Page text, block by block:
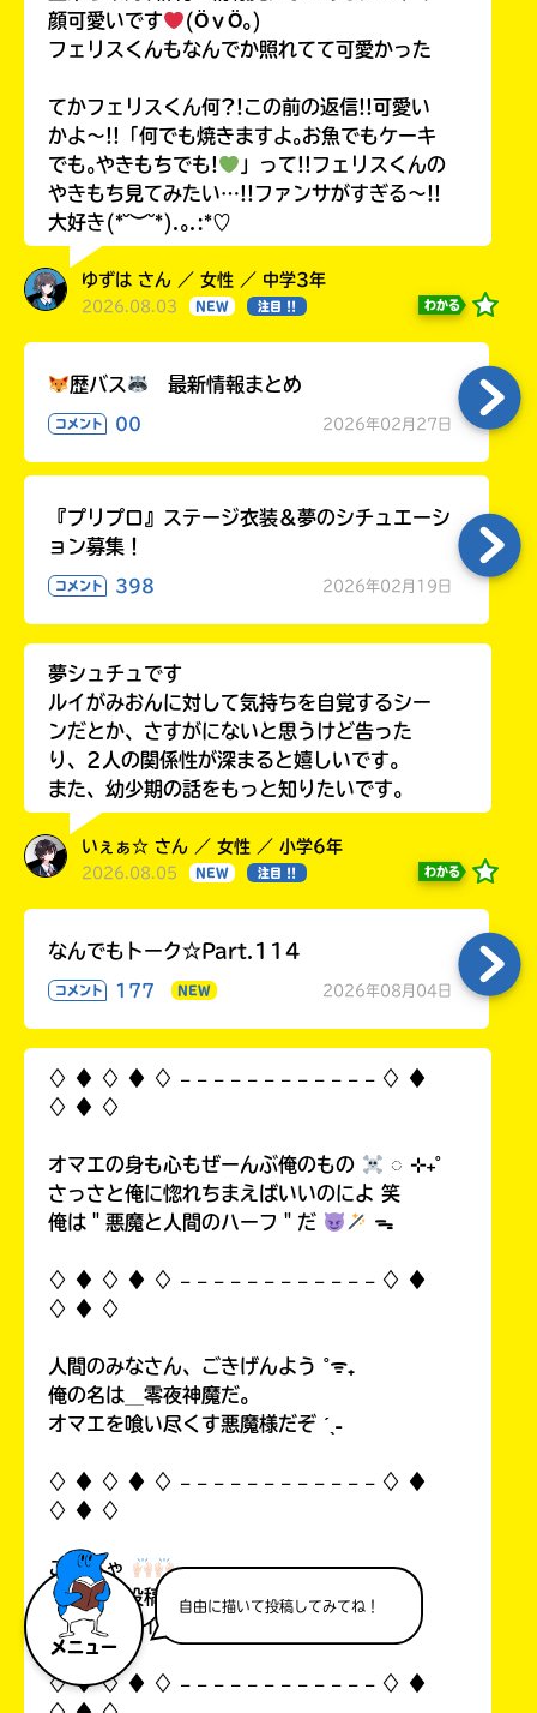
メニュー
自由に描いて投稿してみてね！
顔可愛いです
(ӦｖӦ｡)
フェリスくんもなんでか照れてて可愛かった
てかフェリスくん何?!この前の返信!!可愛い
かよ〜!!「何でも焼きますよ｡お魚でもケーキ
でも｡やきもちでも!
」って!!フェリスくんの
やきもち見てみたい…!!ファンサがすぎる〜!!
大好き(*˘︶˘*).｡.:*♡
ゆずは さん ／ 女性 ／ 中学3年
2026.08.03 NEW 注目 !! わかる
歴バス 最新情報まとめ
コメント 00 2026年02月27日
『プリプロ』ステージ衣装＆夢のシチュエーシ
ョン募集！
コメント 398 2026年02月19日
夢シュチュです
ルイがみおんに対して気持ちを自覚するシー
ンだとか、さすがにないと思うけど告った
り、2人の関係性が深まると嬉しいです。
また、幼少期の話をもっと知りたいです。
いぇぁ☆ さん ／ 女性 ／ 小学6年
2026.08.05 NEW 注目 !! わかる
なんでもトーク☆Part.114
コメント 177 NEW 2026年08月04日
♢ ♦︎ ♢ ♦︎ ♢ 𓐄 𓐄 𓐄 𓐄 𓐄 𓐄 𓐄 𓐄 𓐄 𓐄 𓐄 𓐄 ♢ ♦︎
♢ ♦︎ ♢
オマエの身も心もぜーんぶ俺のもの
◌ ⊹₊˚
さっさと俺に惚れちまえばいいのによ 笑
俺は＂悪魔と人間のハーフ＂だ
ᯓ
♢ ♦︎ ♢ ♦︎ ♢ 𓐄 𓐄 𓐄 𓐄 𓐄 𓐄 𓐄 𓐄 𓐄 𓐄 𓐄 𓐄 ♢ ♦︎
♢ ♦︎ ♢
人間のみなさん、ごきげんよう ˚ᯤ₊
俺の名は＿零夜神魔だ。
オマエを喰い尽くす悪魔様だぞ ˊˎ˗
♢ ♦︎ ♢ ♦︎ ♢ 𓐄 𓐄 𓐄 𓐄 𓐄 𓐄 𓐄 𓐄 𓐄 𓐄 𓐄 𓐄 ♢ ♦︎
♢ ♦︎ ♢
こんちゃ
自分の初投稿を見て俺思ったんすよ…！
中1なのにイタいって！((
♢ ♦︎ ♢ ♦︎ ♢ 𓐄 𓐄 𓐄 𓐄 𓐄 𓐄 𓐄 𓐄 𓐄 𓐄 𓐄 𓐄 ♢ ♦︎